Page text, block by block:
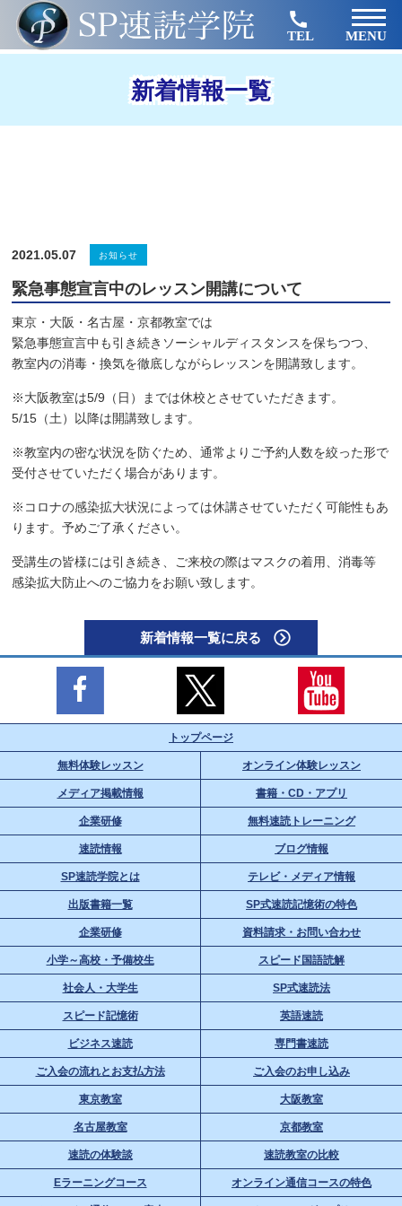
TEL MENU
新着情報一覧
2021.05.07 お知らせ
緊急事態宣言中のレッスン開講について
東京・大阪・名古屋・京都教室では
緊急事態宣言中も引き続きソーシャルディスタンスを保ちつつ、
教室内の消毒・換気を徹底しながらレッスンを開講致します。
※大阪教室は5/9（日）までは休校とさせていただきます。
5/15（土）以降は開講致します。
※教室内の密な状況を防ぐため、通常よりご予約人数を絞った形で
受付させていただく場合があります。
※コロナの感染拡大状況によっては休講させていただく可能性もあ
ります。予めご了承ください。
受講生の皆様には引き続き、ご来校の際はマスクの着用、消毒等
感染拡大防止へのご協力をお願い致します。
新着情報一覧に戻る
トップページ
無料体験レッスン オンライン体験レッスン
メディア掲載情報 書籍・CD・アプリ
企業研修 無料速読トレーニング
速読情報 ブログ情報
SP速読学院とは テレビ・メディア情報
出版書籍一覧 SP式速読記憶術の特色
企業研修 資料請求・お問い合わせ
小学～高校・予備校生 スピード国語読解
社会人・大学生 SP式速読法
スピード記憶術 英語速読
ビジネス速読 専門書速読
ご入会の流れとお支払方法 ご入会のお申し込み
東京教室 大阪教室
名古屋教室 京都教室
速読の体験談 速読教室の比較
Eラーニングコース オンライン通信コースの特色